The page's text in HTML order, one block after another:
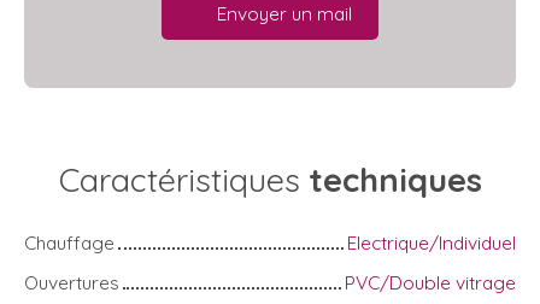
Envoyer un mail
Caractéristiques techniques
Chauffage
Electrique/Individuel
Ouvertures
PVC/Double vitrage